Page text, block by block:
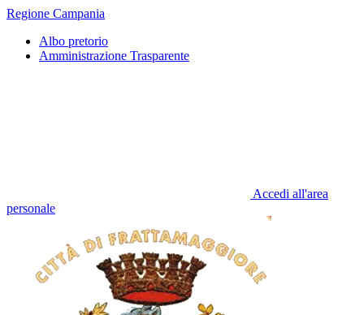
Regione Campania
Albo pretorio
Amministrazione Trasparente
Accedi all'area
personale